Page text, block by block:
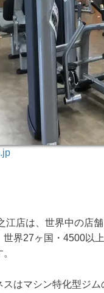
江店は、世界中の店
界27ヶ国・4500以
はマシン特化型ジ